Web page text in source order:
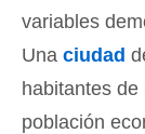
variables
Una ciudad
habitantes
población